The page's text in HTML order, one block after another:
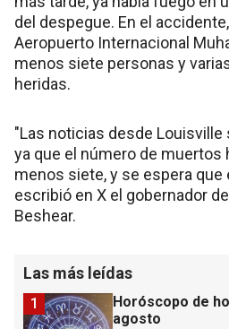
del despegue. En el
Aeropuerto Internacional
menos siete personas y
heridas.
"Las noticias desde
ya que el número de muertos
menos siete, y se espera que
escribió en X el gobernador
Beshear.
Las más leídas
Horóscopo de
agosto
1